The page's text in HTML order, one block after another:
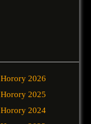
Horory 2026
Horory 2025
Horory 2024